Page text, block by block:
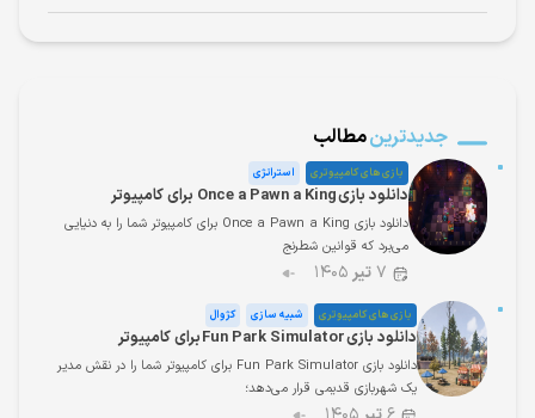
جدیدترینمطالب
بازی های کامپیوتری استراتژی
دانلود بازی Once a Pawn a King برای کامپیوتر
دانلود بازی Once a Pawn a King برای کامپیوتر شما را به دنیایی
می‌برد که قوانین شطرنج
۷ تیر ۱۴۰۵
بازی های کامپیوتری شبیه سازی کژوال
دانلود بازی Fun Park Simulator برای کامپیوتر
دانلود بازی Fun Park Simulator برای کامپیوتر شما را در نقش مدیر
یک شهربازی قدیمی قرار می‌دهد؛